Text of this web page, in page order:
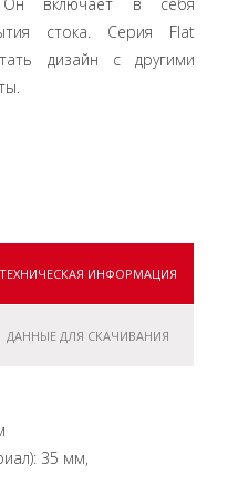
стока. Серия Flat
дизайн с другими
ТЕХНИЧЕСКАЯ ИНФОРМАЦИЯ
ДАННЫЕ ДЛЯ СКАЧИВАНИЯ
35 мм,